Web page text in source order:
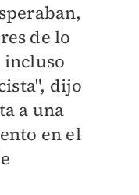
de lo
incluso
dijo
a una
en el